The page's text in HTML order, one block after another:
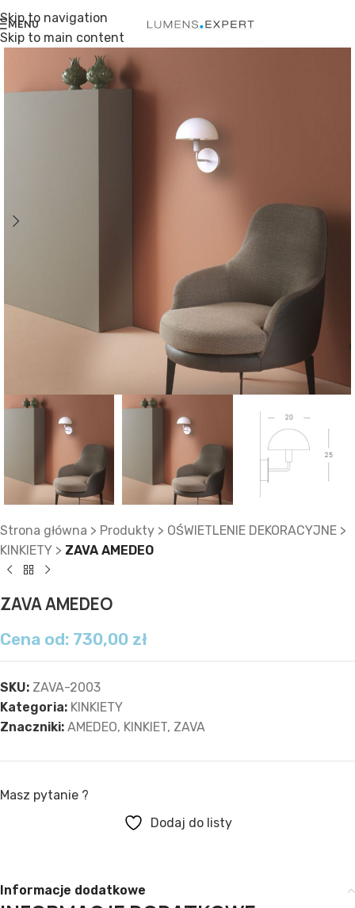
Skip to navigation
Skip to main content
MENU
Strona główna > Produkty > OŚWIETLENIE DEKORACYJNE >
KINKIETY > ZAVA AMEDEO
ZAVA AMEDEO
Cena od: 730,00 zł
SKU: ZAVA-2003
Kategoria: KINKIETY
Znaczniki: AMEDEO, KINKIET, ZAVA
Masz pytanie ?
Dodaj do listy
Informacje dodatkowe